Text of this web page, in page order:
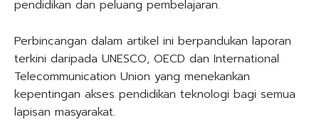
pendidikan dan peluang pembelajaran.
Perbincangan dalam artikel ini berpandukan laporan
terkini daripada UNESCO, OECD dan International
Telecommunication Union yang menekankan
kepentingan akses pendidikan teknologi bagi semua
lapisan masyarakat.